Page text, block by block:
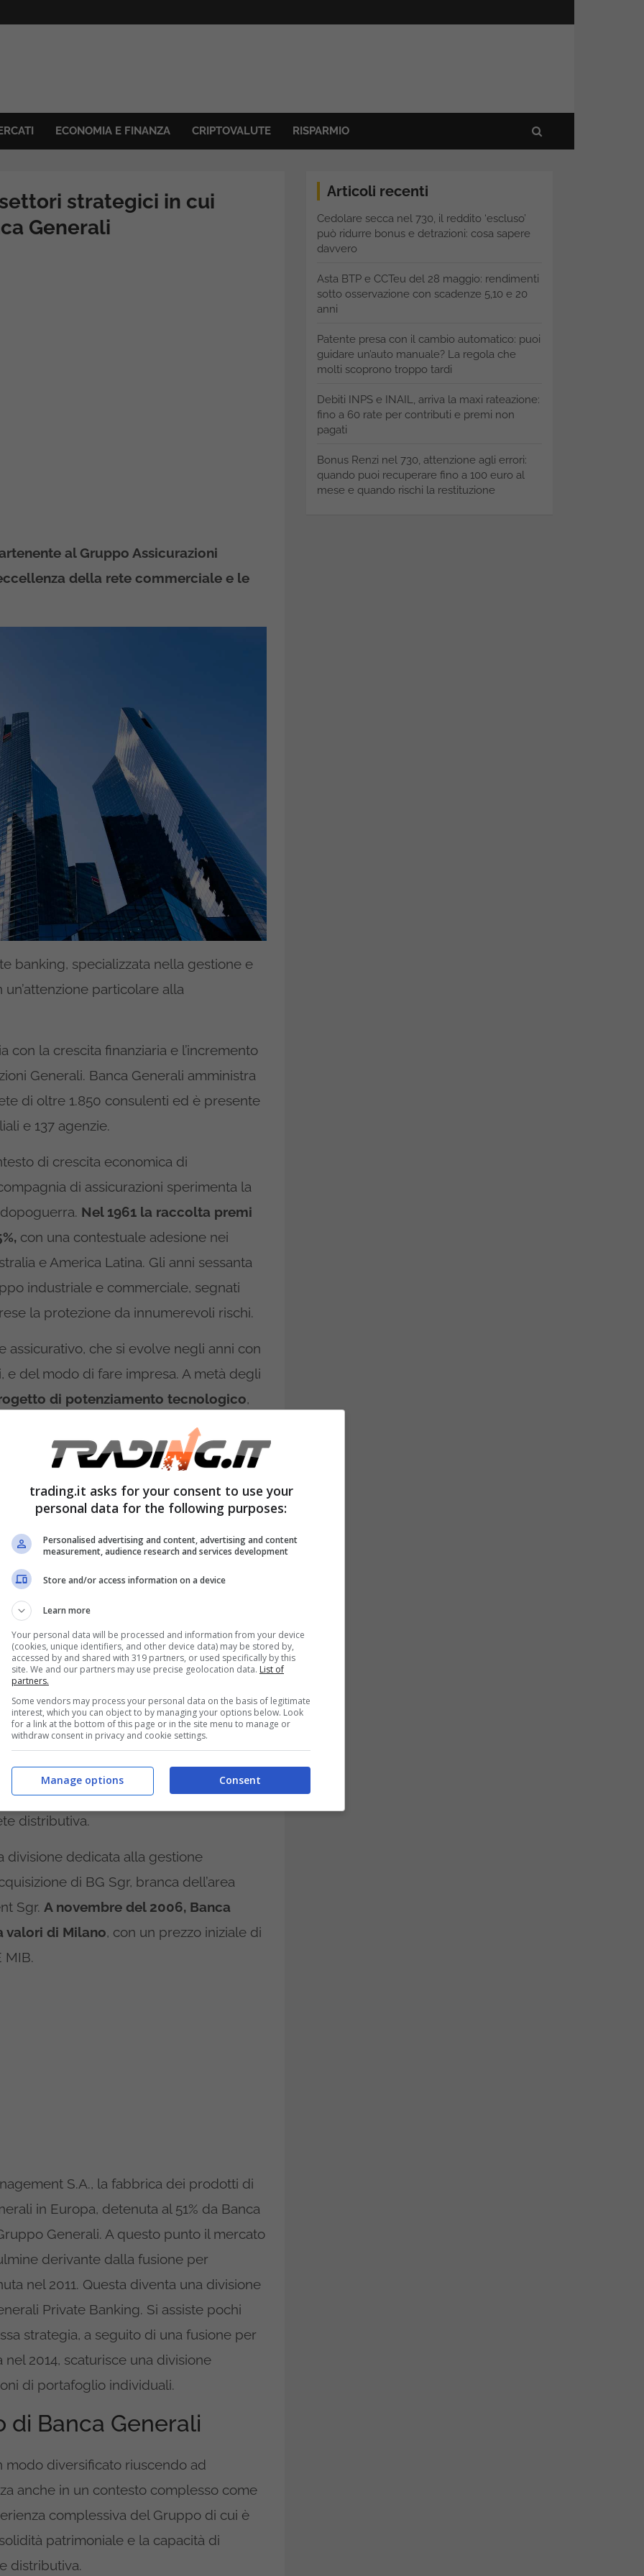
ECONOMIA E FINANZA CRIPTOVALUTE RISPARMIO
strategici in cui
Generali
al Gruppo Assicurazioni
della rete commerciale e le
banking, specializzata nella gestione e
particolare alla
con la crescita finanziaria e l’incremento
Generali. Banca Generali amministra
di oltre 1.850 consulenti ed è presente
e 137 agenzie.
di crescita economica di
di assicurazioni sperimenta la
Nel 1961 la raccolta premi
con una contestuale adesione nei
e America Latina. Gli anni sessanta
industriale e commerciale, segnati
la protezione da innumerevoli rischi.
che si evolve negli anni con
e del modo di fare impresa. A metà degli
di potenziamento tecnologico,
di lavoro informatizzate e la
tutte le agenzie italiane.
compagnia in Italia specializzata
che in seguito sviluppa un portale
ai vertici nella rete distributiva, così che
a Pechino, che diverrà operativo nel
dietro alla nascita
la sua attività all’insegna
banca online. Banca Generali
le ambizioni di sviluppo nel settore
anni la banca avvia un processo
acquisisce diverse Sim che
distributiva.
divisione dedicata alla gestione
di BG Sgr, branca dell’area
Sgr. A novembre del 2006, Banca
valori di Milano, con un prezzo iniziale di
MIB.
S.A., la fabbrica dei prodotti di
in Europa, detenuta al 51% da Banca
Generali. A questo punto il mercato
derivante dalla fusione per
nel 2011. Questa diventa una divisione
Private Banking. Si assiste pochi
strategia, a seguito di una fusione per
2014, scaturisce una divisione
di portafoglio individuali.
di Banca Generali
modo diversificato riuscendo ad
anche in un contesto complesso come
complessiva del Gruppo di cui è
patrimoniale e la capacità di
distributiva.
Articoli recenti
Cedolare secca nel 730, il reddito ‘escluso’
può ridurre bonus e detrazioni: cosa sapere
davvero
Asta BTP e CCTeu del 28 maggio: rendimenti
sotto osservazione con scadenze 5,10 e 20
anni
Patente presa con il cambio automatico: puoi
guidare un’auto manuale? La regola che
molti scoprono troppo tardi
Debiti INPS e INAIL, arriva la maxi rateazione:
fino a 60 rate per contributi e premi non
pagati
Bonus Renzi nel 730, attenzione agli errori:
quando puoi recuperare fino a 100 euro al
mese e quando rischi la restituzione
trading.it asks for your consent to use your
personal data for the following purposes:
Personalised advertising and content, advertising and content
measurement, audience research and services development
Store and/or access information on a device
Learn more
Your personal data will be processed and information from your device
(cookies, unique identifiers, and other device data) may be stored by,
accessed by and shared with 319 partners, or used specifically by this
site. We and our partners may use precise geolocation data. List of
partners.
Some vendors may process your personal data on the basis of legitimate
interest, which you can object to by managing your options below. Look
for a link at the bottom of this page or in the site menu to manage or
withdraw consent in privacy and cookie settings.
Consent
Manage options